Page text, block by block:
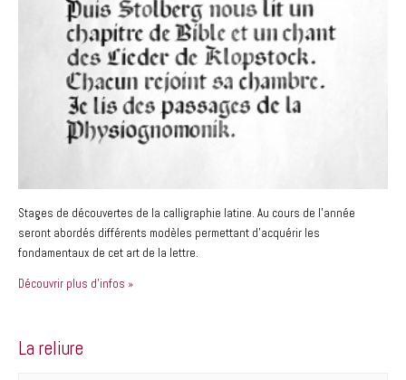
Stages de découvertes de la calligraphie latine. Au cours de l’année
seront abordés différents modèles permettant d’acquérir les
fondamentaux de cet art de la lettre.
Découvrir plus d'infos »
La reliure